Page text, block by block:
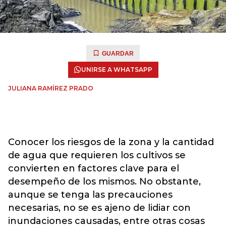
GUARDAR
UNIRSE A WHATSAPP
JULIANA RAMÍREZ PRADO
Conocer los riesgos de la zona y la cantidad
de agua que requieren los cultivos se
convierten en factores clave para el
desempeño de los mismos. No obstante,
aunque se tenga las precauciones
necesarias, no se es ajeno de lidiar con
inundaciones causadas, entre otras cosas